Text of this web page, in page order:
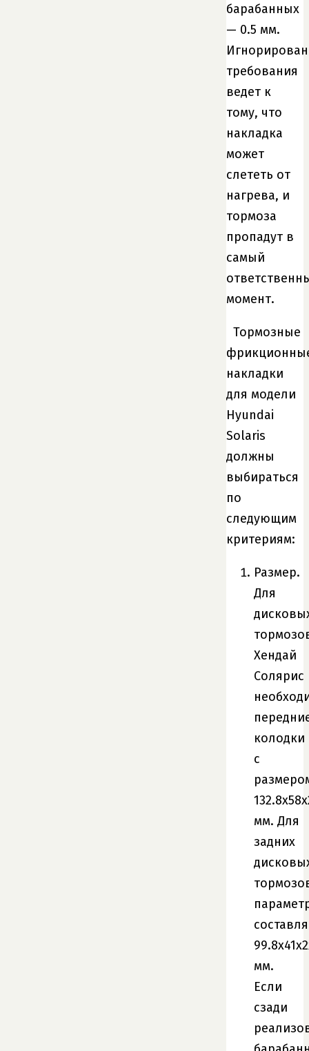
барабанных
— 0.5 мм.
требования
ведет к
тому, что
накладка
может
слететь от
нагрева, и
тормоза
пропадут в
самый
момент.
Тормозные
накладки
для модели
Hyundai
Solaris
должны
выбираться
по
следующим
критериям:
Размер.
Для
Хендай
Солярис
колодки
с
мм. Для
задних
мм.
Если
сзади